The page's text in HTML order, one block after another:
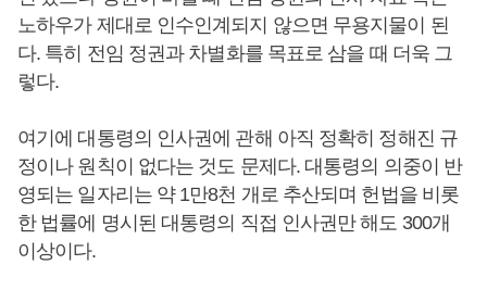
노하우가 제대로 인수인계되지 않으면 무용지물이 된
다. 특히 전임 정권과 차별화를 목표로 삼을 때 더욱 그
렇다.
여기에 대통령의 인사권에 관해 아직 정확히 정해진 규
정이나 원칙이 없다는 것도 문제다. 대통령의 의중이 반
영되는 일자리는 약 1만8천 개로 추산되며 헌법을 비롯
한 법률에 명시된 대통령의 직접 인사권만 해도 300개
이상이다.